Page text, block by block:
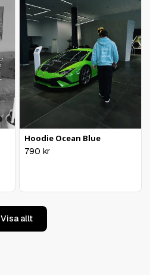
Hoodie Ocean Blue
790 kr
Visa allt